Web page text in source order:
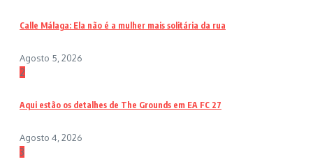
Calle Málaga: Ela não é a mulher mais solitária da rua
Agosto 5, 2026
2
Aqui estão os detalhes de The Grounds em EA FC 27
Agosto 4, 2026
3